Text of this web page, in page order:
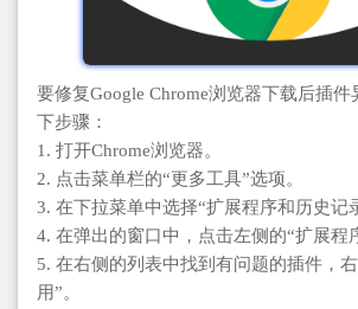
要修复Google Chrome浏览器下载后插件
下步骤：
1. 打开Chrome浏览器。
2. 点击菜单栏的“更多工具”选项。
3. 在下拉菜单中选择“扩展程序和历史记
4. 在弹出的窗口中，点击左侧的“扩展程
5. 在右侧的列表中找到有问题的插件，
用”。